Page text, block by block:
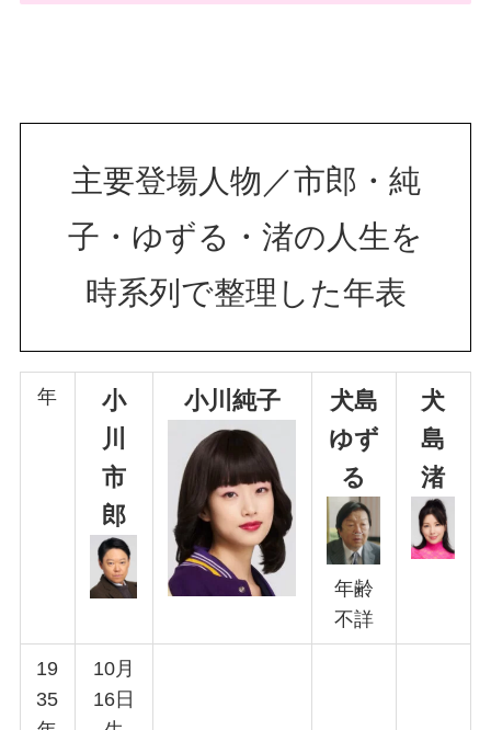
主要登場人物／市郎・純
子・ゆずる・渚の人生を
時系列で整理した年表
年
小
川
市
郎
小川純子
犬島
ゆず
る
年齢
不詳
犬
島
渚
19
35
10月
16日